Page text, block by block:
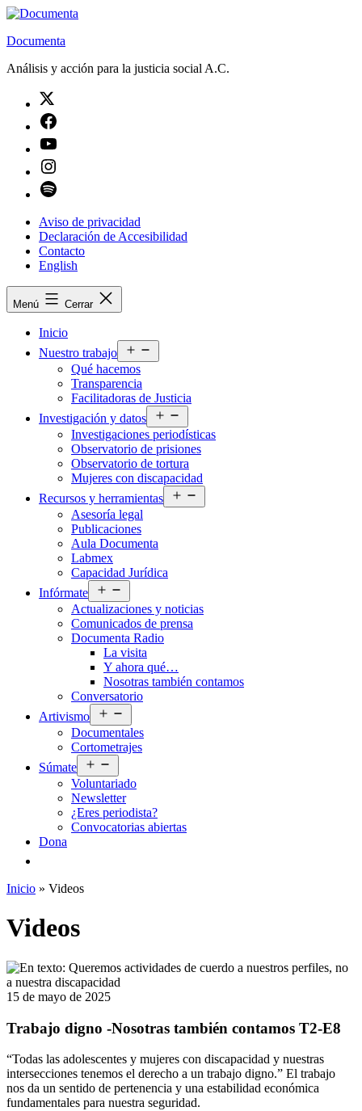
Saltar
contenido
Documenta
Análisis y acción para la justicia social A.C.
Aviso de privacidad
Declaración de Accesibilidad
Contacto
English
Menú Cerrar
Inicio
Nuestro trabajo
el
Qué hacemos
Transparencia
Facilitadoras de Justicia
Investigación y datos
el
menú
Investigaciones periodísticas
Observatorio de prisiones
Observatorio de tortura
Mujeres con discapacidad
Recursos y herramientas
el
Asesoría legal
Publicaciones
Aula Documenta
Labmex
Capacidad Jurídica
Infórmate
el
menú
Actualizaciones y noticias
Comunicados de prensa
Documenta Radio
La visita
Y ahora qué…
Nosotras también contamos
Conversatorio
Artivismo
el
menú
Documentales
Cortometrajes
Súmate
el
menú
Voluntariado
Newsletter
¿Eres periodista?
Convocatorias abiertas
Dona
Inicio » Videos
Videos
15 de mayo de 2025
Trabajo digno -Nosotras también contamos T2-E8
“Todas las adolescentes y mujeres con discapacidad y nuestras
intersecciones tenemos el derecho a un trabajo digno.” El trabajo
nos da un sentido de pertenencia y una estabilidad económica
fundamentales para nuestra seguridad.